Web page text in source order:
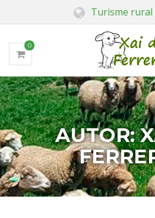
Turisme rural
0
AUTOR: